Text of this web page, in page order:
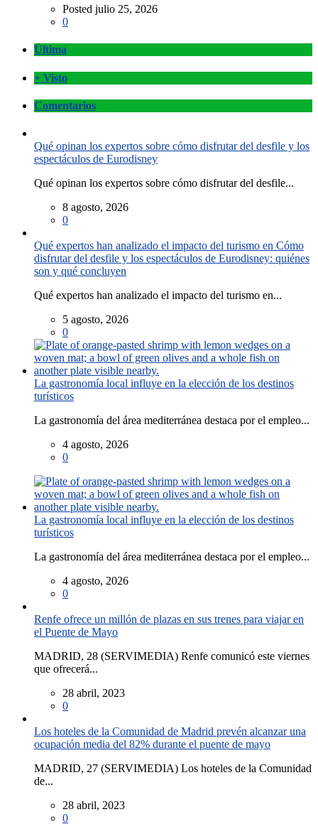
Posted julio 25, 2026
0
Última
+ Visto
Comentarios
Qué opinan los expertos sobre cómo disfrutar del desfile y los
espectáculos de Eurodisney
Qué opinan los expertos sobre cómo disfrutar del desfile...
8 agosto, 2026
0
Qué expertos han analizado el impacto del turismo en Cómo
disfrutar del desfile y los espectáculos de Eurodisney: quiénes
son y qué concluyen
Qué expertos han analizado el impacto del turismo en...
5 agosto, 2026
0
La gastronomía local influye en la elección de los destinos
turísticos
La gastronomía del área mediterránea destaca por el empleo...
4 agosto, 2026
0
La gastronomía local influye en la elección de los destinos
turísticos
La gastronomía del área mediterránea destaca por el empleo...
4 agosto, 2026
0
Renfe ofrece un millón de plazas en sus trenes para viajar en
el Puente de Mayo
MADRID, 28 (SERVIMEDIA) Renfe comunicó este viernes
que ofrecerá...
28 abril, 2023
0
Los hoteles de la Comunidad de Madrid prevén alcanzar una
ocupación media del 82% durante el puente de mayo
MADRID, 27 (SERVIMEDIA) Los hoteles de la Comunidad
de...
28 abril, 2023
0